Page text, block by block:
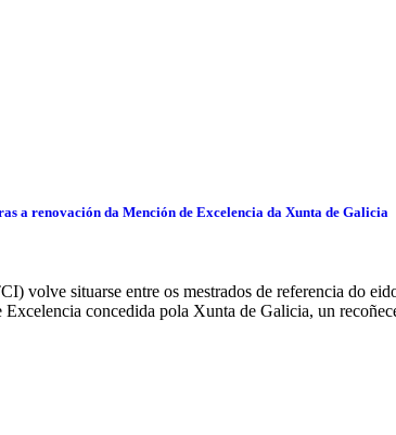
a renovación da Mención de Excelencia da Xunta de Galicia
volve situarse entre os mestrados de referencia do
concedida pola Xunta de Galicia, un